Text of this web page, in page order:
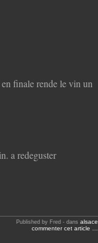
finale rende le vin un
a redeguster
Published by Fred -dans alsace
commenter cet article